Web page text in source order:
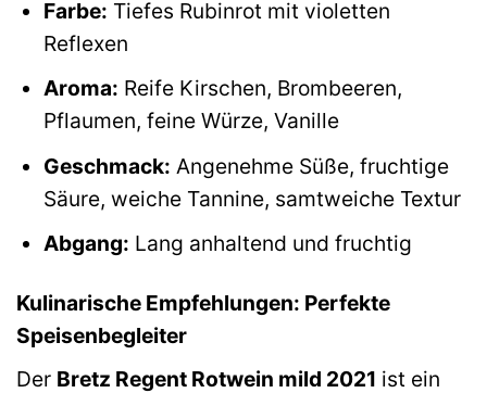
Farbe: Tiefes Rubinrot mit violetten
Reflexen
Aroma: Reife Kirschen, Brombeeren,
Pflaumen, feine Würze, Vanille
Geschmack: Angenehme Süße, fruchtige
Säure, weiche Tannine, samtweiche Textur
Abgang: Lang anhaltend und fruchtig
Kulinarische Empfehlungen: Perfekte
Speisenbegleiter
Der Bretz Regent Rotwein mild 2021 ist ein